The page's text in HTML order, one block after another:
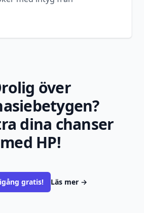
över
dina chanser
med HP!
gratis! Läs mer →